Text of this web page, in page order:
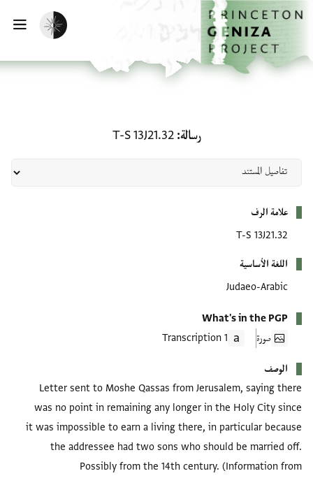
إلى المحتوى الرئيسي
الرئيسية
تفعيل الوضع المظلم
رسالة T-S 13J21.32
علامة الرف
T-S 13J21.32
اللغة الأساسية
Judaeo-Arabic
What's in the PGP
صورة
1 Transcription
الوصف
Letter sent to Moshe Qassas from Jerusalem, saying there
was no point in remaining any longer in the Holy City since
it was impossible to earn a living there, in particular because
the addressee had two sons who should be married off.
Possibly from the 14th century. (Information from